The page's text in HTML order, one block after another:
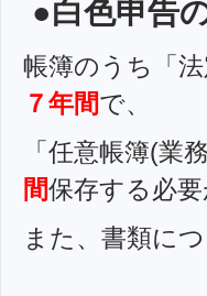
●白色申告
帳簿のうち「
７年間で、
「任意帳簿(業
間保存する必
また、書類に